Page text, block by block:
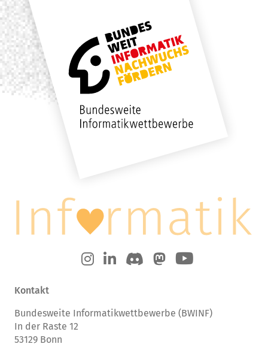
Kontakt
Bundesweite Informatikwettbewerbe (BWINF)
In der Raste 12
53129 Bonn